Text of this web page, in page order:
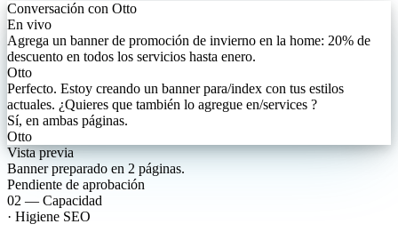
Conversación con Otto
En vivo
Agrega un banner de promoción de invierno en la home: 20% de
descuento en todos los servicios hasta enero.
Otto
Perfecto. Estoy creando un banner para/index con tus estilos
actuales. ¿Quieres que también lo agregue en/services ?
Sí, en ambas páginas.
Otto
Vista previa
Banner preparado en 2 páginas.
Pendiente de aprobación
02 — Capacidad
· Higiene SEO